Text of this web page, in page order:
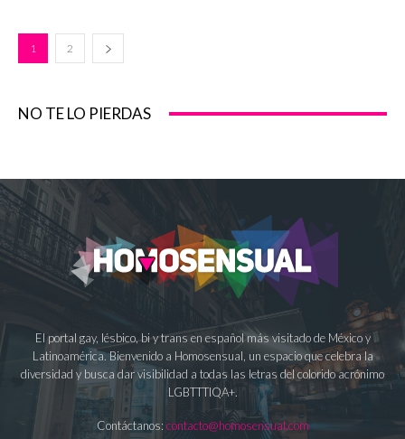
1 2
NO TE LO PIERDAS
El portal gay, lésbico, bi y trans en español más visitado de México y
Latinoamérica. Bienvenido a Homosensual, un espacio que celebra la
diversidad y busca dar visibilidad a todas las letras del colorido acrónimo
LGBTTTIQA+.
Contáctanos: contacto@homosensual.com